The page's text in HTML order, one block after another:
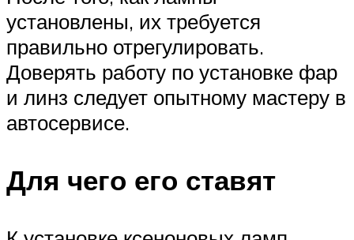
установлены, их требуется
правильно отрегулировать.
Доверять работу по установке фар
и линз следует опытному мастеру в
автосервисе.
Для чего его ставят